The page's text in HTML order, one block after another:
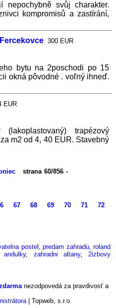
nepochybně svůj charakter.
kompromisů a zastírání,
300 EUR
bytu na 2poschodi po 15
okná pôvodné . voľný ihneď.
EUR
(lakoplastovaný) trapézový
m2 od 4, 40 EUR. Stavebný
strana 60/856 -
67 68 69 70 71
72
postel ,predam zahradu,roland
andulky, zahradni altany,2izbovy
nezodpovedá za pravdivosť a
| Topweb, s.r.o.